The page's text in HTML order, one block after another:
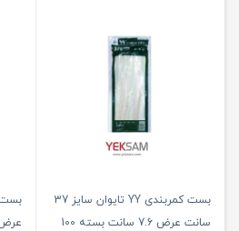
بست کمربندی YY تایوان سایز 37
سانت عرض 7.6 سانت بسته 100